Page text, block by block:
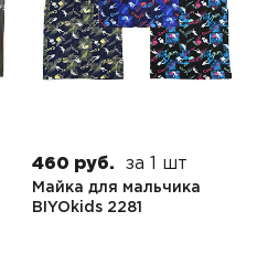
460 руб. за 1 шт
Майка для мальчика
BIYOkids 2281